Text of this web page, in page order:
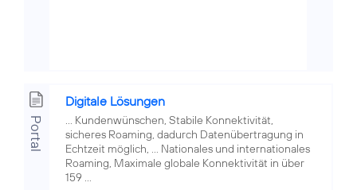
Portal
Digitale Lösungen
... Kundenwünschen, Stabile Konnektivität,
sicheres Roaming, dadurch Datenübertragung in
Echtzeit möglich, ... Nationales und internationales
Roaming, Maximale globale Konnektivität in über
159 ...